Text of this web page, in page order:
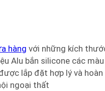
hàng với những kích
Alu bắn silicone các
lắp đặt hợp lý và
ngoại thất